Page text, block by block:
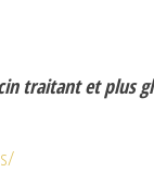
traitant et plus